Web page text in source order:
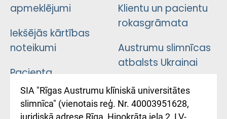
apmeklējumi
Iekšējās kārtības
noteikumi
Pacienta
atsauksmju/sūdzību
iesniegšanas
kārtība
Klientu un pacientu
rokasgrāmata
Austrumu slimnīcas
atbalsts Ukrainai
Підтримка Східної
лікарні та співпраця з
Україною
SIA "Rīgas Austrumu klīniskā universitātes
slimnīca" (vienotais reģ. Nr. 40003951628,
juridiskā adrese Rīga, Hipokrāta iela 2, LV-